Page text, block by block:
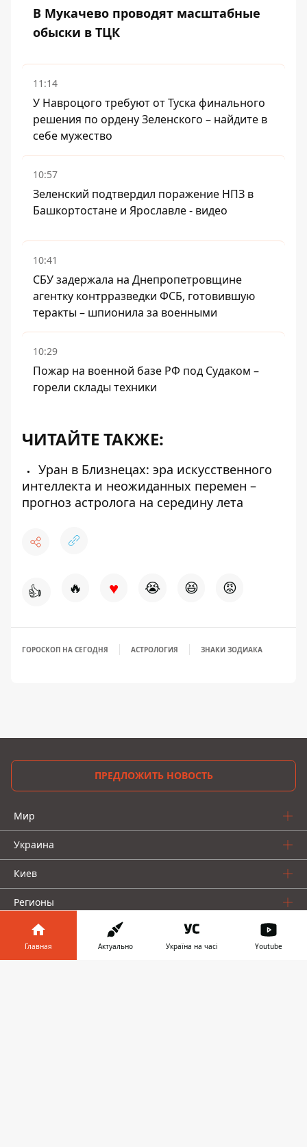
В Мукачево проводят масштабные
обыски в ТЦК
11:14
У Навроцого требуют от Туска финального
решения по ордену Зеленского – найдите в
себе мужество
10:57
Зеленский подтвердил поражение НПЗ в
Башкортостане и Ярославле - видео
10:41
СБУ задержала на Днепропетровщине
агентку контрразведки ФСБ, готовившую
теракты – шпионила за военными
10:29
Пожар на военной базе РФ под Судаком –
горели склады техники
ЧИТАЙТЕ ТАКЖЕ:
Уран в Близнецах: эра искусственного
интеллекта и неожиданных перемен –
прогноз астролога на середину лета
👍 🔥 ♥ 😭 😆 😡
ГОРОСКОП НА СЕГОДНЯ АСТРОЛОГИЯ ЗНАКИ ЗОДИАКА
ПРЕДЛОЖИТЬ НОВОСТЬ
Мир
Украина
Киев
Регионы
Деньги
Шоу-биз
Главная Актуально Україна на часі Youtube